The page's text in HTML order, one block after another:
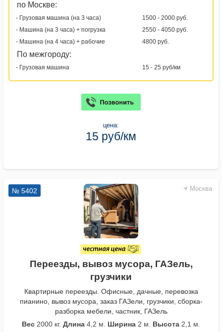
по Москве:
- Грузовая машина (на 3 часа)
1500 - 2000 руб.
- Машина (на 3 часа) + погрузка
2550 - 4050 руб.
- Машина (на 4 часа) + рабочие
4800 руб.
По межгороду:
- Грузовая машина 15 - 25 руб/км
цена:
15 руб/км
Москва
№ 5402
Переезды, вывоз мусора, ГАЗель,
грузчики
Квартирные переезды. Офисные, дачные, перевозка
пианино, вывоз мусора, заказ ГАЗели, грузчики, сборка-
разборка мебели, частник, ГАЗель
Вес 2000 кг. Длина 4,2 м. Ширина 2 м. Высота 2,1 м.